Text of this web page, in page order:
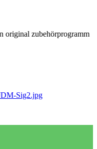
original zubehörprogramm
Sig2.jpg